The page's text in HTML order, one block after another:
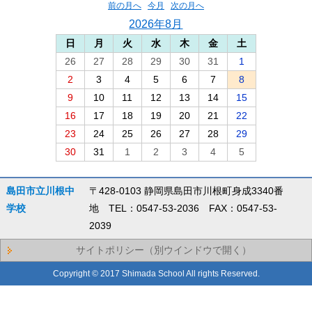
前の月へ 今月 次の月へ
2026年8月
日 月 火 水 木 金
土
26
27 28 29 30 31
1
2
3 4 5 6 7
8
9
10 11 12 13 14
15
16
17 18 19 20 21
22
23
24 25 26 27 28
29
30
31 1 2 3 4 5
島田市立川根中
学校
〒428-0103 静岡県島田市川根町身成3340番
地 TEL：0547-53-2036 FAX：0547-53-
2039
サイトポリシー（別ウインドウで開く）
Copyright © 2017 Shimada School All rights Reserved.